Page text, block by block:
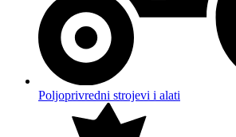
Poljoprivredni strojevi i alati